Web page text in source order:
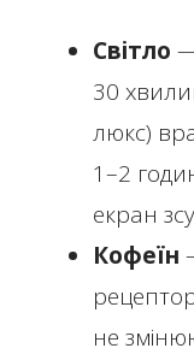
Світло
30
люкс)
1–2
екран
Кофеїн
не